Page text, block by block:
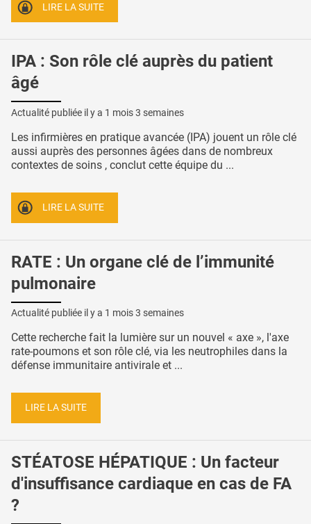
LIRE LA SUITE
IPA : Son rôle clé auprès du patient
âgé
Actualité publiée il y a 1 mois 3 semaines
Les infirmières en pratique avancée (IPA) jouent un rôle clé
aussi auprès des personnes âgées dans de nombreux
contextes de soins , conclut cette équipe du ...
LIRE LA SUITE
RATE : Un organe clé de l’immunité
pulmonaire
Actualité publiée il y a 1 mois 3 semaines
Cette recherche fait la lumière sur un nouvel « axe », l'axe
rate-poumons et son rôle clé, via les neutrophiles dans la
défense immunitaire antivirale et ...
LIRE LA SUITE
STÉATOSE HÉPATIQUE : Un facteur
d'insuffisance cardiaque en cas de FA
?